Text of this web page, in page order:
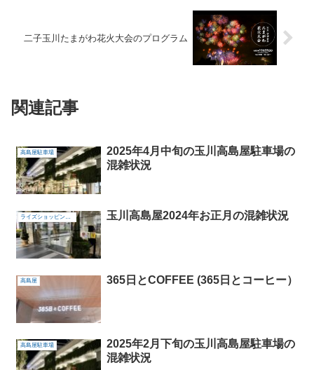
二子玉川たまがわ花火大会のプログラム
関連記事
高島屋駐車場
2025年4月中旬の玉川高島屋駐車場の
混雑状況
ライズショッピングセンター 玉川高島屋2024年お正月の混雑状況
高島屋 365日とCOFFEE (365日とコーヒー）
高島屋駐車場
2025年2月下旬の玉川高島屋駐車場の
混雑状況